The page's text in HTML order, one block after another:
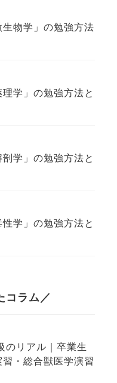
物学」の勉強方法
学」の勉強方法と
学」の勉強方法と
学」の勉強方法と
コラム／
のリアル｜卒業生
・総合獣医学演習